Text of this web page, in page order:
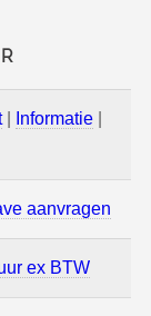
| Informatie
aanvragen
ex BTW